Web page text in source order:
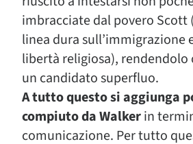
imbracciate dal povero Scott
linea dura sull’immigrazione
libertà religiosa), rendendolo
un candidato superfluo.
A tutto questo si aggiunga
compiuto da Walkerin
comunicazione. Per tutto